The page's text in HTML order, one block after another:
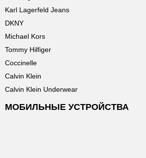
Karl Lagerfeld Jeans
DKNY
Michael Kors
Tommy Hilfiger
Coccinelle
Calvin Klein
Calvin Klein Underwear
МОБИЛЬНЫЕ УСТРОЙСТВА